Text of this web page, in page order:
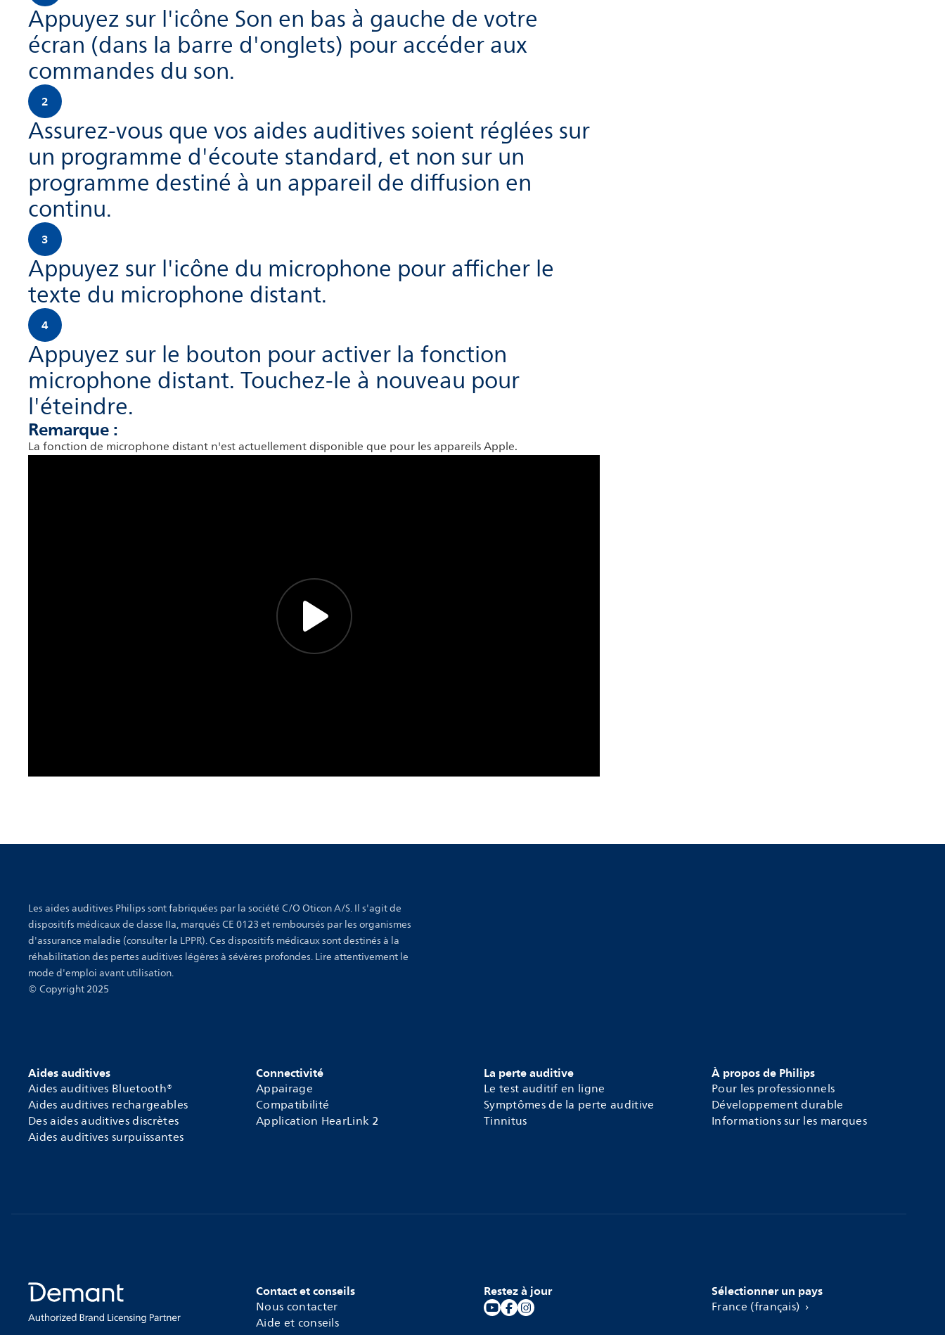
Appuyez sur l'icône Son en bas à gauche de votre
écran (dans la barre d'onglets) pour accéder aux
commandes du son.
2
Assurez-vous que vos aides auditives soient réglées sur
un programme d'écoute standard, et non sur un
programme destiné à un appareil de diffusion en
continu.
3
Appuyez sur l'icône du microphone pour afficher le
texte du microphone distant.
4
Appuyez sur le bouton pour activer la fonction
microphone distant. Touchez-le à nouveau pour
l'éteindre.
Remarque :
La fonction de microphone distant n'est actuellement disponible que pour les appareils Apple.
Les aides auditives Philips sont fabriquées par la société C/O Oticon A/S. Il s'agit de
dispositifs médicaux de classe IIa, marqués CE 0123 et remboursés par les organismes
d'assurance maladie (consulter la LPPR). Ces dispositifs médicaux sont destinés à la
réhabilitation des pertes auditives légères à sévères profondes. Lire attentivement le
mode d'emploi avant utilisation.
© Copyright 2025
Aides auditives
Aides auditives Bluetooth®
Aides auditives rechargeables
Des aides auditives discrètes
Aides auditives surpuissantes
Connectivité
Appairage
Compatibilité
Application HearLink 2
La perte auditive
Le test auditif en ligne
Symptômes de la perte auditive
Tinnitus
À propos de Philips
Pour les professionnels
Développement durable
Informations sur les marques
Contact et conseils
Nous contacter
Aide et conseils
Restez à jour Sélectionner un pays
France (français)